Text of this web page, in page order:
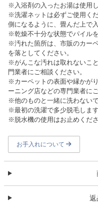
※入浴剤の入ったお湯は使用
※洗濯ネットは必ずご使用く
側になるように、畳んだ上で
※乾燥不十分な状態でパイル
※汚れた箇所は、市販のカー
を落としてください。
※がんこな汚れは取れないこ
門業者にご相談ください。
※カーペットの表面や縁かが
ーニング店などの専門業者に
※他のものと一緒に洗わないで
※最初の洗濯で多少脱毛しま
※脱水機の使用はお止めくださ
お手入れについて
返